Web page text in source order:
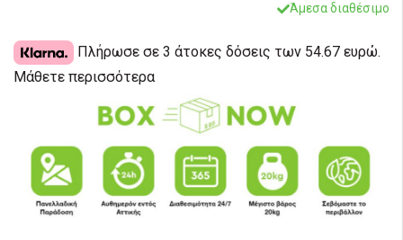
Άμεσα διαθέσιμο
Πλήρωσε σε 3 άτοκες δόσεις των 54.67 ευρώ.
Μάθετε περισσότερα